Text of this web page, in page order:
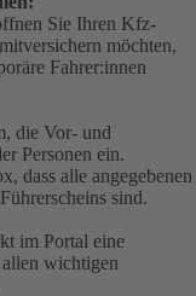
Sie Ihren Kfz-
möchten,
Fahrer:innen
die Vor- und
Personen ein.
dass alle angegebenen
sind.
im Portal eine
wichtigen